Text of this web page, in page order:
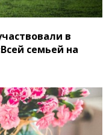
в
семьей на